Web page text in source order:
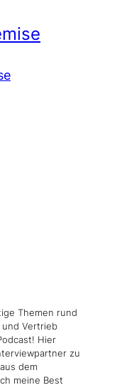
Themen rund
und Vertrieb
Hier
zu
dem
meine Best